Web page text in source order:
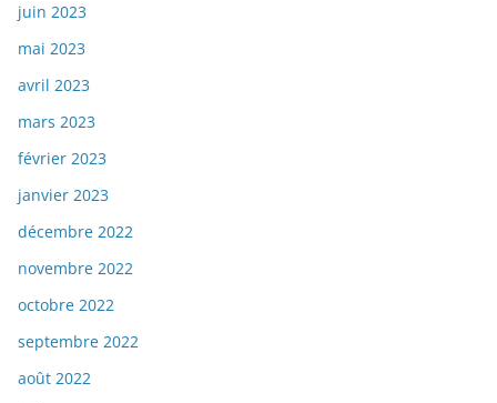
juin 2023
mai 2023
avril 2023
mars 2023
février 2023
janvier 2023
décembre 2022
novembre 2022
octobre 2022
septembre 2022
août 2022